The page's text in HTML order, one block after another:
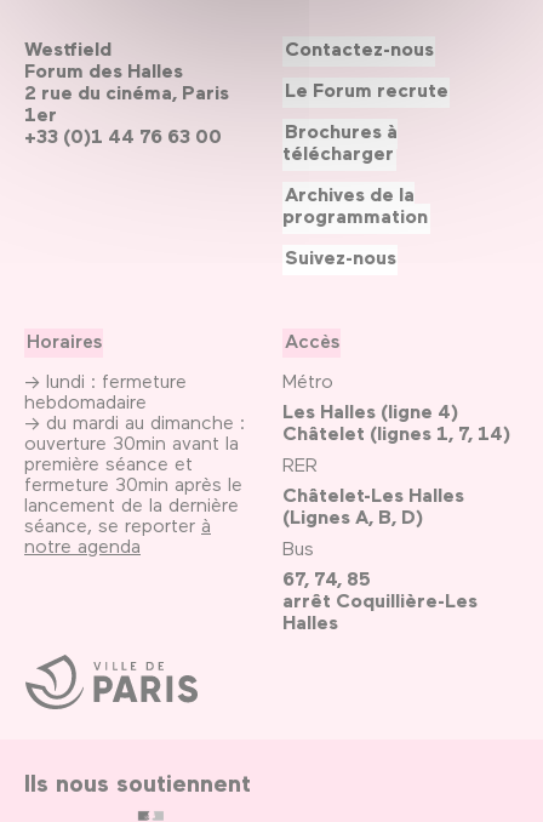
Ville
de
Paris
Westfield
Forum des Halles
2 rue du cinéma, Paris
1er
+33 (0)1 44 76 63 00
Horaires
→ lundi : fermeture
hebdomadaire
→ du mardi au dimanche :
ouverture 30min avant la
première séance et
fermeture 30min après le
lancement de la dernière
séance, se reporter à
notre agenda
Accès
Métro
Les Halles (ligne 4)
Châtelet (lignes 1, 7, 14)
RER
Châtelet-Les Halles
(Lignes A, B, D)
Bus
67, 74, 85
arrêt Coquillière-Les
Halles
Contactez-nous
Le Forum recrute
Brochures à
télécharger
Archives de la
programmation
Suivez-nous
Ils nous soutiennent